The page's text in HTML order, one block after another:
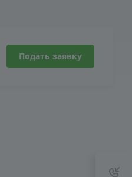
Подать заявку